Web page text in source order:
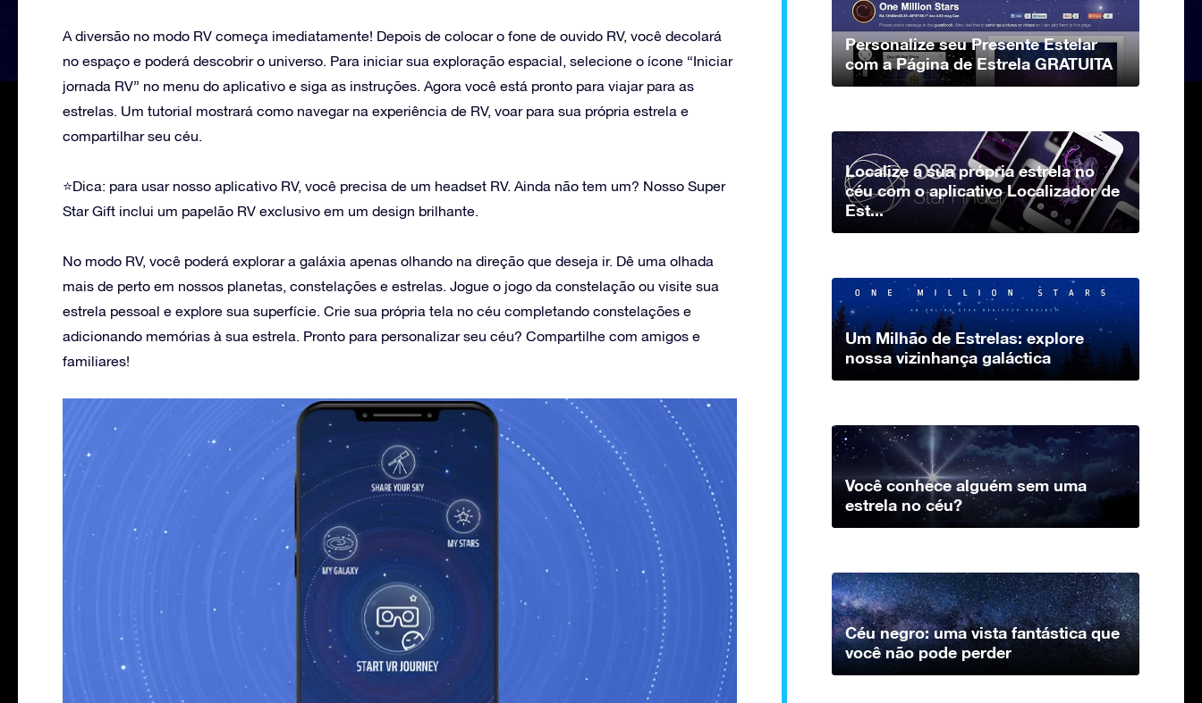
A diversão no modo RV começa imediatamente! Depois de colocar o fone de ouvido RV, você decolará
no espaço e poderá descobrir o universo. Para iniciar sua exploração espacial, selecione o ícone “Iniciar
jornada RV” no menu do aplicativo e siga as instruções. Agora você está pronto para viajar para as
estrelas. Um tutorial mostrará como navegar na experiência de RV, voar para sua própria estrela e
compartilhar seu céu.
⭐Dica: para usar nosso aplicativo RV, você precisa de um headset RV. Ainda não tem um? Nosso Super
Star Gift inclui um papelão RV exclusivo em um design brilhante.
No modo RV, você poderá explorar a galáxia apenas olhando na direção que deseja ir. Dê uma olhada
mais de perto em nossos planetas, constelações e estrelas. Jogue o jogo da constelação ou visite sua
estrela pessoal e explore sua superfície. Crie sua própria tela no céu completando constelações e
adicionando memórias à sua estrela. Pronto para personalizar seu céu? Compartilhe com amigos e
familiares!
Personalize seu Presente Estelar
com a Página de Estrela GRATUITA
Localize a sua própria estrela no
céu com o aplicativo Localizador de
Est...
Um Milhão de Estrelas: explore
nossa vizinhança galáctica
Você conhece alguém sem uma
estrela no céu?
Céu negro: uma vista fantástica que
você não pode perder